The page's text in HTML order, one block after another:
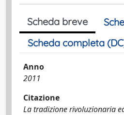
Scheda breve
Scheda completa
Anno
2011
Citazione
La tradizione rivoluzionaria